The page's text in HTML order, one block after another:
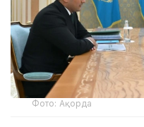
Фото: Ақорда